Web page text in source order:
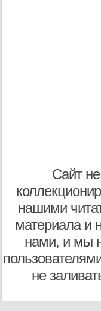
Сайт
нашими
материала и
нами, и мы
не